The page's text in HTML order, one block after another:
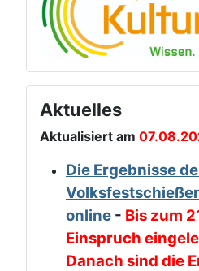
Aktuelles
Aktualisiert am
Die Ergebnisse
online - Bis zum
Einspruch
Danach sind die